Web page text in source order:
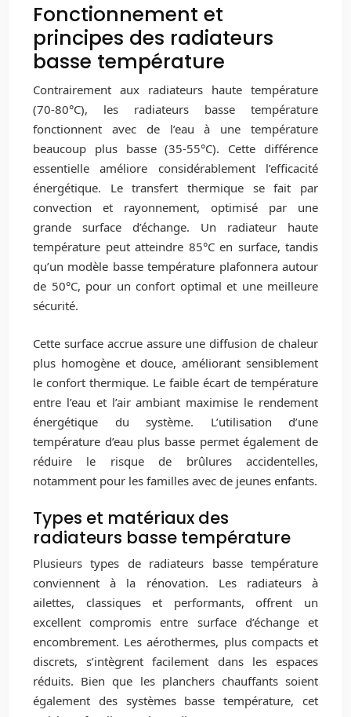
Fonctionnement et
principes des radiateurs
basse température
Contrairement aux radiateurs haute température
(70-80°C), les radiateurs basse température
fonctionnent avec de l’eau à une température
beaucoup plus basse (35-55°C). Cette différence
essentielle améliore considérablement l’efficacité
énergétique. Le transfert thermique se fait par
convection et rayonnement, optimisé par une
grande surface d’échange. Un radiateur haute
température peut atteindre 85°C en surface, tandis
qu’un modèle basse température plafonnera autour
de 50°C, pour un confort optimal et une meilleure
sécurité.
Cette surface accrue assure une diffusion de chaleur
plus homogène et douce, améliorant sensiblement
le confort thermique. Le faible écart de température
entre l’eau et l’air ambiant maximise le rendement
énergétique du système. L’utilisation d’une
température d’eau plus basse permet également de
réduire le risque de brûlures accidentelles,
notamment pour les familles avec de jeunes enfants.
Types et matériaux des
radiateurs basse température
Plusieurs types de radiateurs basse température
conviennent à la rénovation. Les radiateurs à
ailettes, classiques et performants, offrent un
excellent compromis entre surface d’échange et
encombrement. Les aérothermes, plus compacts et
discrets, s’intègrent facilement dans les espaces
réduits. Bien que les planchers chauffants soient
également des systèmes basse température, cet